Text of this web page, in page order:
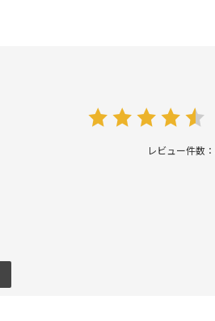
レビュー件数：